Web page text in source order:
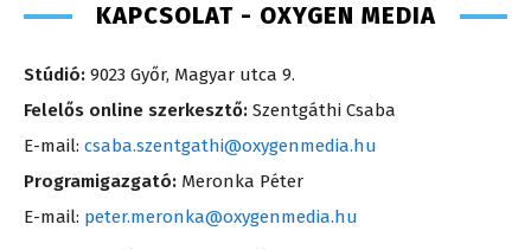
KAPCSOLAT - OXYGEN MEDIA
Stúdió: 9023 Győr, Magyar utca 9.
Felelős online szerkesztő: Szentgáthi Csaba
E-mail: csaba.szentgathi@oxygenmedia.hu
Programigazgató: Meronka Péter
E-mail: peter.meronka@oxygenmedia.hu